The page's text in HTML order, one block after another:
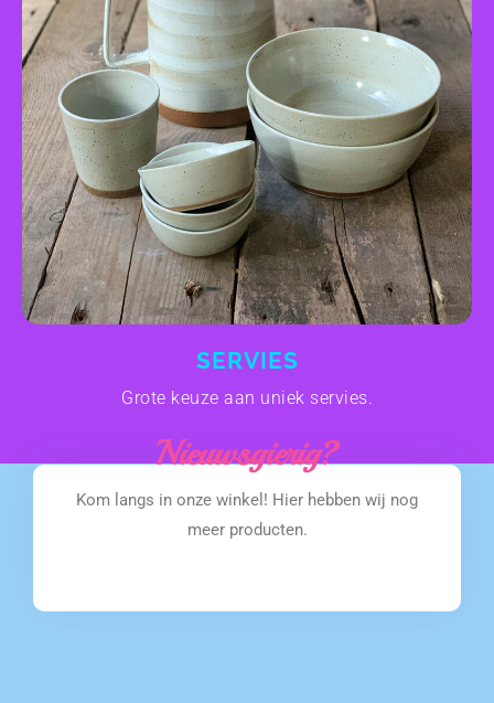
SERVIES
Grote keuze aan uniek servies.
Nieuwsgierig?
Kom langs in onze winkel! Hier hebben wij nog
meer producten.